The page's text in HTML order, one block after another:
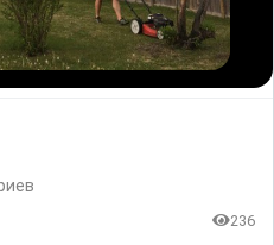
236